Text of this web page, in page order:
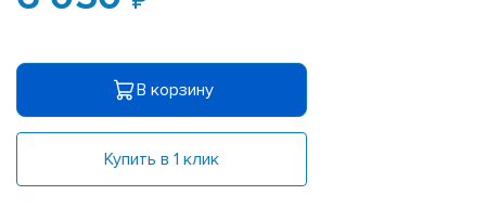
В корзину
Купить в 1 клик